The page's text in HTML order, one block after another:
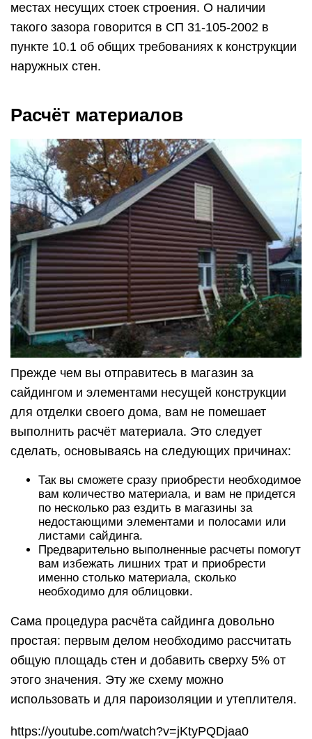
местах несущих стоек строения. О наличии
такого зазора говорится в СП 31-105-2002 в
пункте 10.1 об общих требованиях к конструкции
наружных стен.
Расчёт материалов
Прежде чем вы отправитесь в магазин за
сайдингом и элементами несущей конструкции
для отделки своего дома, вам не помешает
выполнить расчёт материала. Это следует
сделать, основываясь на следующих причинах:
Так вы сможете сразу приобрести необходимое
вам количество материала, и вам не придется
по несколько раз ездить в магазины за
недостающими элементами и полосами или
листами сайдинга.
Предварительно выполненные расчеты помогут
вам избежать лишних трат и приобрести
именно столько материала, сколько
необходимо для облицовки.
Сама процедура расчёта сайдинга довольно
простая: первым делом необходимо рассчитать
общую площадь стен и добавить сверху 5% от
этого значения. Эту же схему можно
использовать и для пароизоляции и утеплителя.
https://youtube.com/watch?v=jKtyPQDjaa0